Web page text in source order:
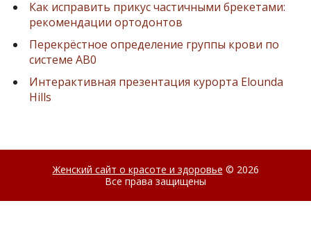
Как исправить прикус частичными брекетами:
рекомендации ортодонтов
Перекрёстное определение группы крови по
системе AB0
Интерактивная презентация курорта Elounda
Hills
Женский сайт о красоте и здоровье © 2026
Все права защищены